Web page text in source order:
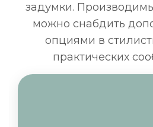
задумки.
можно снабдить
опциями в
практических